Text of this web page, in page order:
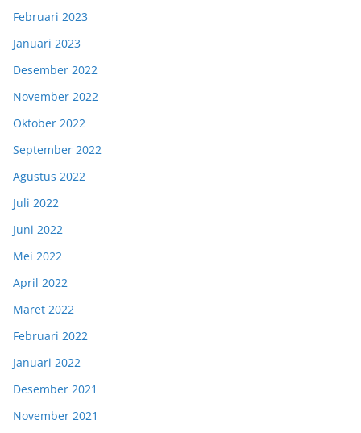
Februari 2023
Januari 2023
Desember 2022
November 2022
Oktober 2022
September 2022
Agustus 2022
Juli 2022
Juni 2022
Mei 2022
April 2022
Maret 2022
Februari 2022
Januari 2022
Desember 2021
November 2021